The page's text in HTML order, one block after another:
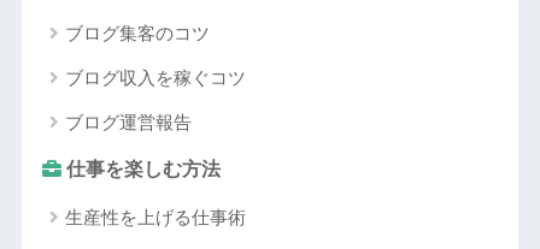
ブログ集客のコツ
ブログ収入を稼ぐコツ
ブログ運営報告
仕事を楽しむ方法
生産性を上げる仕事術